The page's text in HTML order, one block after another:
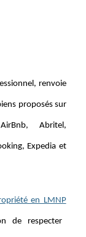
renvoie
proposés sur
Abritel,
Expedia et
en LMNP
de respecter